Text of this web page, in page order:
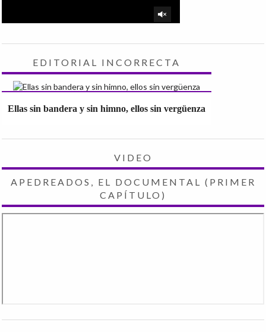
EDITORIAL INCORRECTA
Ellas sin bandera y sin himno, ellos sin vergüenza
VIDEO
APEDREADOS, EL DOCUMENTAL (PRIMER
CAPÍTULO)